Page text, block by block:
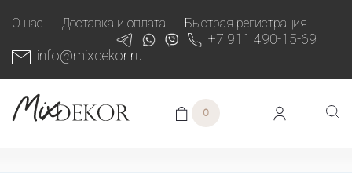
О нас Доставка и оплата Быстрая регистрация
+7 911 490-15-69
info@mixdekor.ru
0